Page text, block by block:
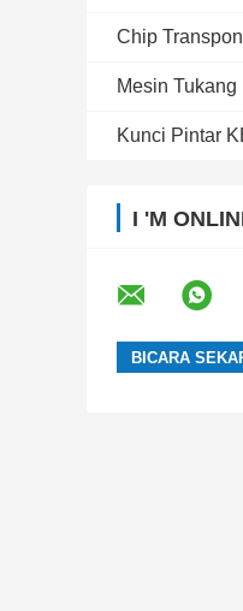
Chip
Mesin Tukang
Kunci Pintar
I 'M